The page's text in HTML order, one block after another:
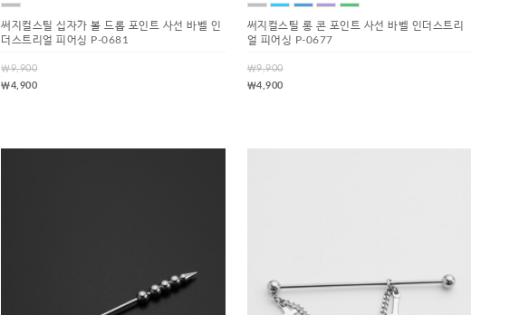
써지컬스틸 십자가 볼 드롭 포인트 사선 바벨 인
더스트리얼 피어싱 P-0681
￦9,900
￦4,900
써지컬스틸 롱 콘 포인트 사선 바벨 인더스트리
얼 피어싱 P-0677
￦9,900
￦4,900